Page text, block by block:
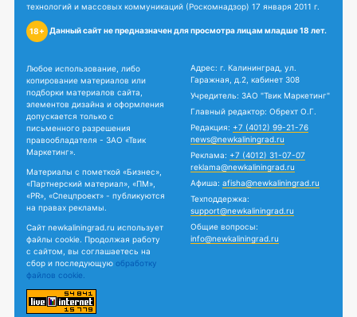
технологий и массовых коммуникаций (Роскомнадзор) 17 января 2011 г.
18+ Данный сайт не предназначен для просмотра лицам младше 18 лет.
Любое использование, либо
копирование материалов или
подборки материалов сайта,
элементов дизайна и оформления
допускается только с
письменного разрешения
правообладателя - ЗАО «Твик
Маркетинг».
Материалы с пометкой «Бизнес»,
«Партнерский материал», «ПМ»,
«PR», «Спецпроект» - публикуются
на правах рекламы.
Сайт newkaliningrad.ru использует
файлы cookie. Продолжая работу
с сайтом, вы соглашаетесь на
сбор и последующую обработку
файлов cookie.
Адрес: г. Калининград, ул.
Гаражная, д.2, кабинет 308
Учредитель: ЗАО "Твик Маркетинг"
Главный редактор: Обрехт О.Г.
Редакция: +7 (4012) 99-21-76
news@newkaliningrad.ru
Реклама: +7 (4012) 31-07-07
reklama@newkaliningrad.ru
Афиша: afisha@newkaliningrad.ru
Техподдержка:
support@newkaliningrad.ru
Общие вопросы:
info@newkaliningrad.ru